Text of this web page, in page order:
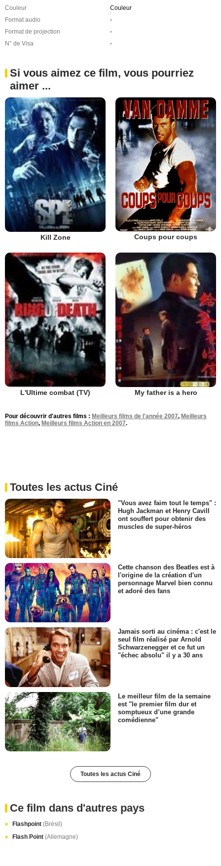
Couleur
Couleur
Format audio
-
Format de projection
-
N° de Visa
-
Si vous aimez ce film, vous pourriez
aimer ...
Kill Zone Coups pour coups
L'Ultime combat (TV) My father is a hero
Pour découvrir d'autres films : Meilleurs films de l'année 2007, Meilleurs
films Action, Meilleurs films Action en 2007.
Toutes les actus Ciné
"Vous avez faim tout le temps" :
Hugh Jackman et Henry Cavill
ont souffert pour obtenir des
muscles de super-héros
Cette chanson des Beatles est à
l'origine de la création d'un
personnage Marvel bien connu
et adoré des fans
Jamais sorti au cinéma : c'est le
seul film réalisé par Arnold
Schwarzenegger et ce fut un
"échec absolu" il y a 30 ans
Le meilleur film de la semaine
est "le premier film dur et
somptueux d’une grande
comédienne"
Toutes les actus Ciné
Ce film dans d'autres pays
Flashpoint (Brésil)
Flash Point (Allemagne)